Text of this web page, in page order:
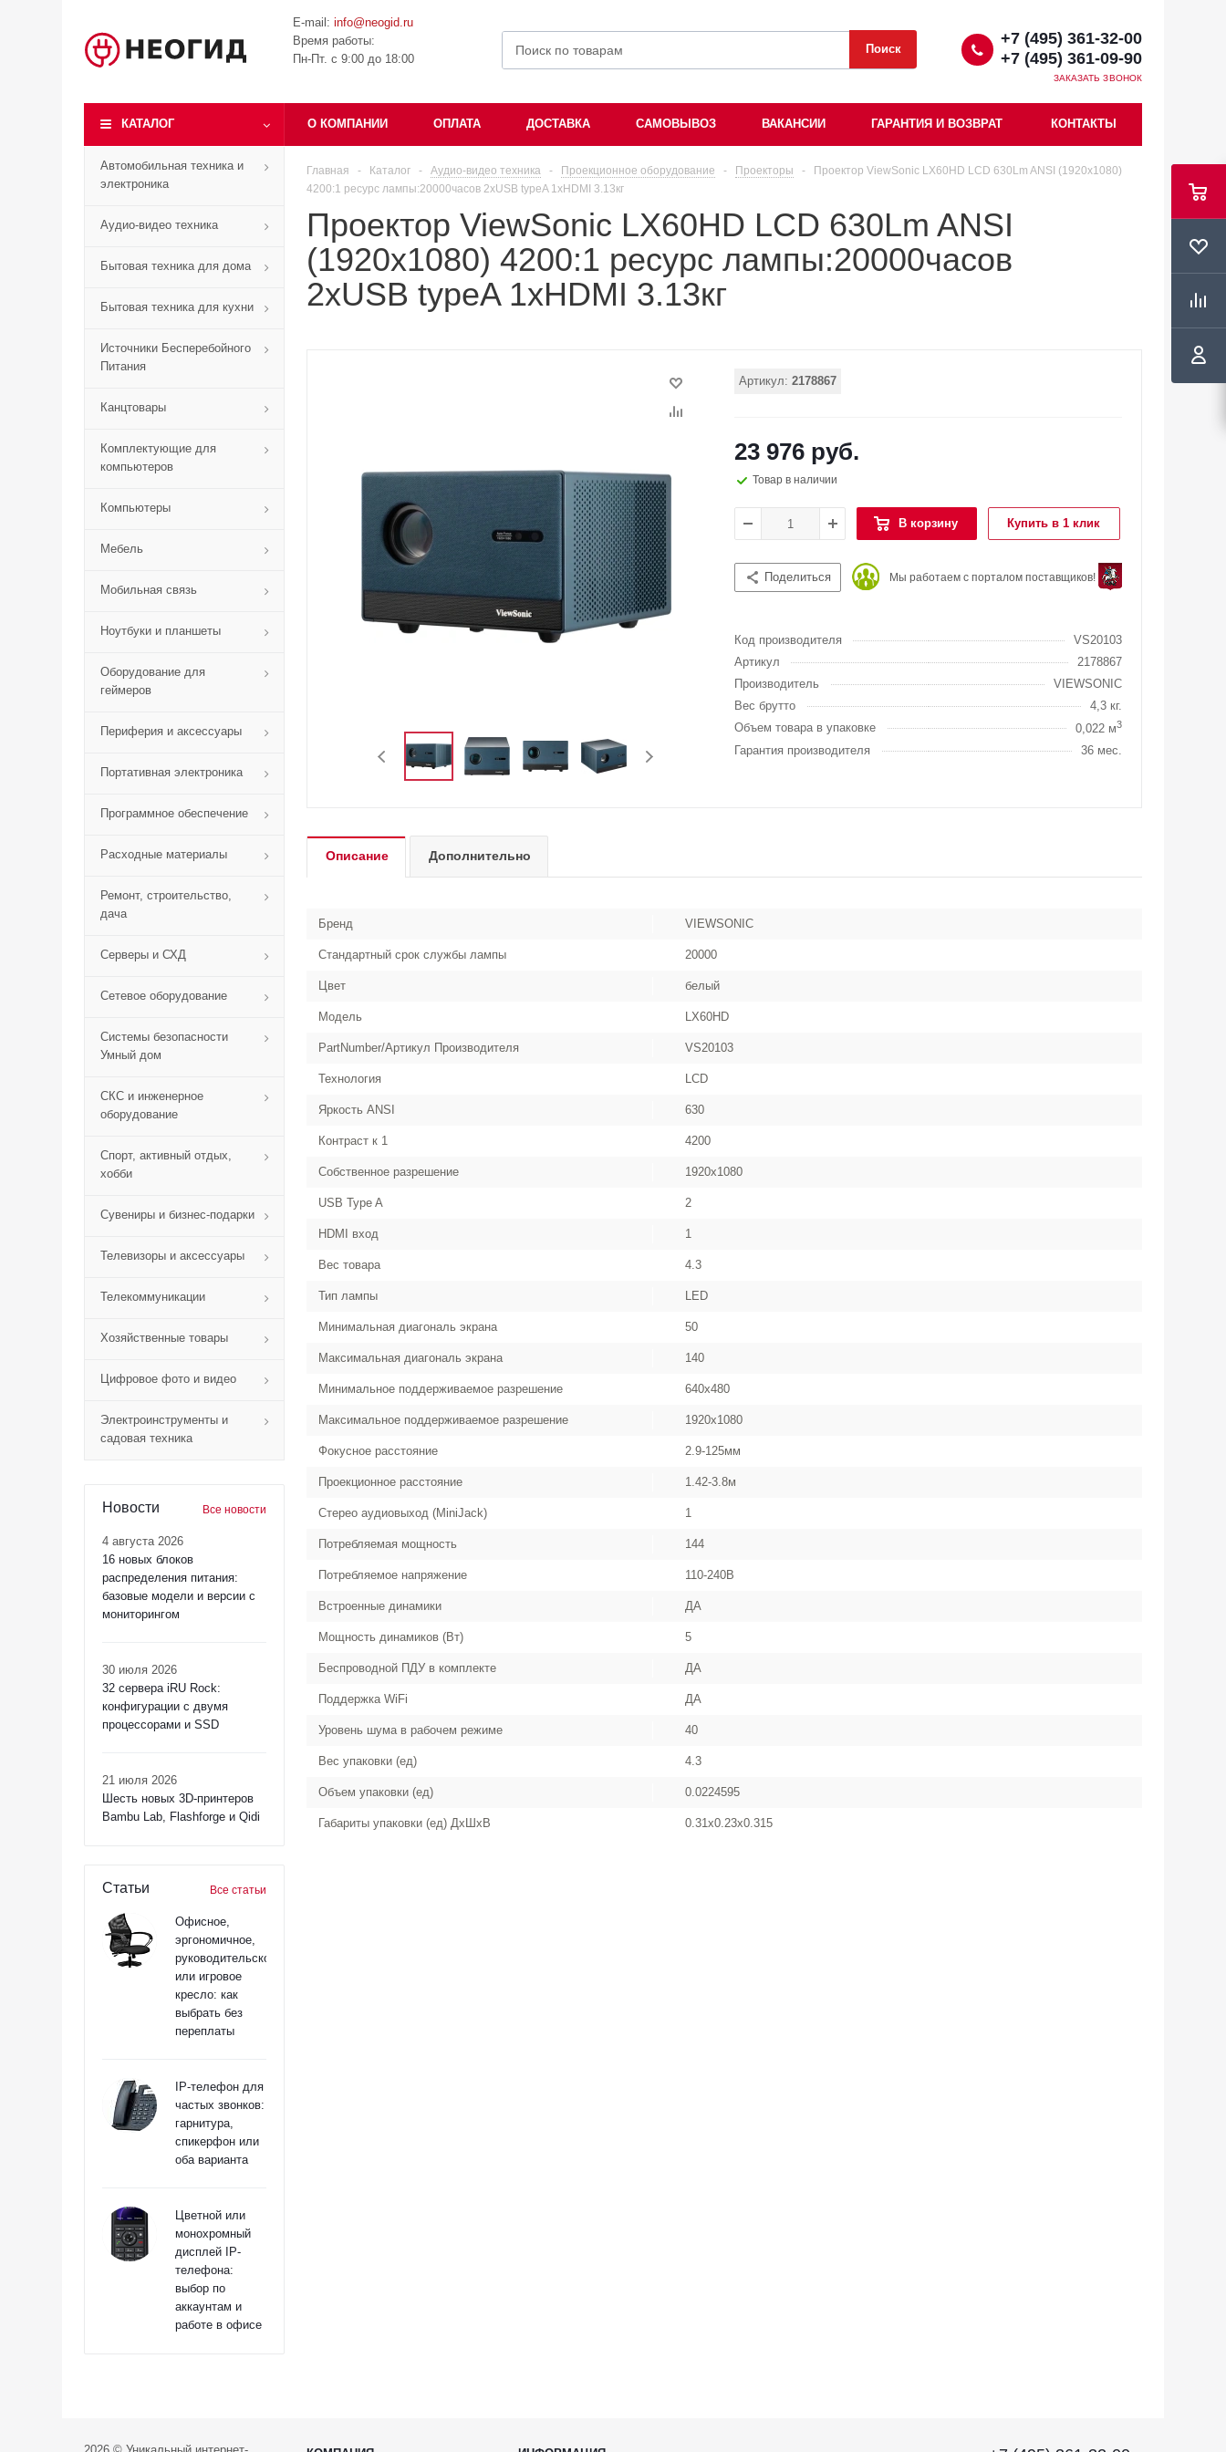
E-mail: info@neogid.ru
Время работы:
Пн-Пт. с 9:00 до 18:00
+7 (495) 361-32-00
+7 (495) 361-09-90
ЗАКАЗАТЬ ЗВОНОК
КАТАЛОГ О КОМПАНИИ ОПЛАТА ДОСТАВКА САМОВЫВОЗ ВАКАНСИИ ГАРАНТИЯ И ВОЗВРАТ КОНТАКТЫ
Автомобильная техника и
электроника
Аудио-видео техника
Бытовая техника для дома
Бытовая техника для кухни
Источники Бесперебойного
Питания
Канцтовары
Комплектующие для
компьютеров
Компьютеры
Мебель
Мобильная связь
Ноутбуки и планшеты
Оборудование для
геймеров
Периферия и аксессуары
Портативная электроника
Программное обеспечение
Расходные материалы
Ремонт, строительство,
дача
Серверы и СХД
Сетевое оборудование
Системы безопасности
Умный дом
СКС и инженерное
оборудование
Спорт, активный отдых,
хобби
Сувениры и бизнес-подарки
Телевизоры и аксессуары
Телекоммуникации
Хозяйственные товары
Цифровое фото и видео
Электроинструменты и
садовая техника
Новости Все новости
4 августа 2026
16 новых блоков
распределения питания:
базовые модели и версии с
мониторингом
30 июля 2026
32 сервера iRU Rock:
конфигурации с двумя
процессорами и SSD
21 июля 2026
Шесть новых 3D-принтеров
Bambu Lab, Flashforge и Qidi
Статьи Все статьи
Офисное,
эргономичное,
руководительское
или игровое
кресло: как
выбрать без
переплаты
IP-телефон для
частых звонков:
гарнитура,
спикерфон или
оба варианта
Цветной или
монохромный
дисплей IP-
телефона:
выбор по
аккаунтам и
работе в офисе
Главная - Каталог - Аудио-видео техника - Проекционное оборудование - Проекторы -
Проектор ViewSonic LX60HD LCD 630Lm ANSI (1920x1080)
4200:1 ресурс лампы:20000часов 2xUSB typeA 1xHDMI 3.13кг
Проектор ViewSonic LX60HD LCD 630Lm ANSI
(1920x1080) 4200:1 ресурс лампы:20000часов
2xUSB typeA 1xHDMI 3.13кг
Артикул: 2178867
23 976 руб.
Товар в наличии
В корзину Купить в 1 клик
Поделиться Мы работаем с порталом поставщиков!
Код производителя
VS20103
Артикул
2178867
Производитель
VIEWSONIC
Вес брутто
4,3 кг.
Объем товара в упаковке
0,022 м3
Гарантия производителя 36 мес.
Описание Дополнительно
Бренд VIEWSONIC
Стандартный срок службы лампы 20000
Цвет белый
Модель LX60HD
PartNumber/Артикул Производителя VS20103
Технология LCD
Яркость ANSI 630
Контраст к 1 4200
Собственное разрешение 1920x1080
USB Type A 2
HDMI вход 1
Вес товара 4.3
Тип лампы LED
Минимальная диагональ экрана 50
Максимальная диагональ экрана 140
Минимальное поддерживаемое разрешение 640x480
Максимальное поддерживаемое разрешение 1920x1080
Фокусное расстояние 2.9-125мм
Проекционное расстояние 1.42-3.8м
Стерео аудиовыход (MiniJack) 1
Потребляемая мощность 144
Потребляемое напряжение 110-240В
Встроенные динамики ДА
Мощность динамиков (Вт) 5
Беспроводной ПДУ в комплекте ДА
Поддержка WiFi ДА
Уровень шума в рабочем режиме 40
Вес упаковки (ед) 4.3
Объем упаковки (ед) 0.0224595
Габариты упаковки (ед) ДхШхВ 0.31x0.23x0.315